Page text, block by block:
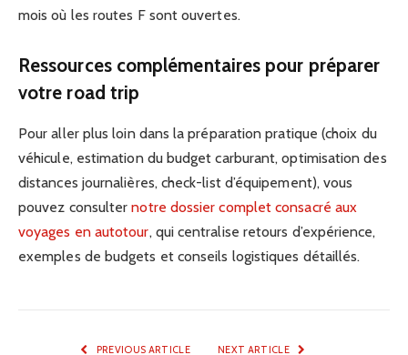
mois où les routes F sont ouvertes.
Ressources complémentaires pour préparer
votre road trip
Pour aller plus loin dans la préparation pratique (choix du
véhicule, estimation du budget carburant, optimisation des
distances journalières, check-list d’équipement), vous
pouvez consulternotre dossier complet consacré aux
voyages en autotour, qui centralise retours d’expérience,
exemples de budgets et conseils logistiques détaillés.
PREVIOUS ARTICLE NEXT ARTICLE